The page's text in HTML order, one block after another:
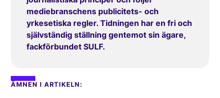
mediebranschens publicitets- och
yrkesetiska regler. Tidningen har en fri och
självständig ställning gentemot sin ägare,
fackförbundet SULF.
ÄMNEN I ARTIKELN: